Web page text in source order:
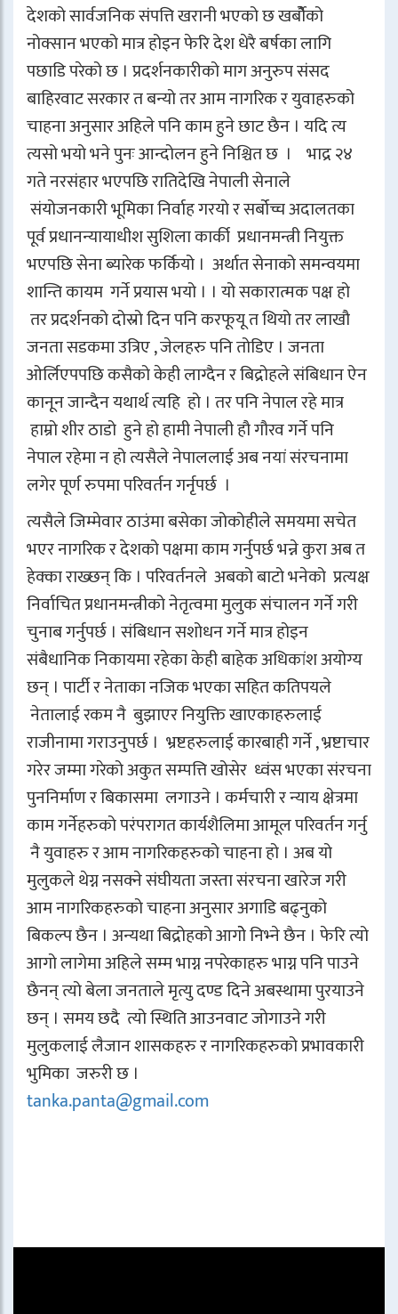
देशको सार्वजनिक संपत्ति खरानी भएको छ खर्बोैको
नोक्सान भएको मात्र होइन फेरि देश धेरै बर्षका लागि
पछाडि परेको छ । प्रदर्शनकारीको माग अनुरुप संसद
बाहिरवाट सरकार त बन्यो तर आम नागरिक र युवाहरुको
चाहना अनुसार अहिले पनि काम हुने छाट छैन । यदि त्य
त्यसो भयो भने पुनः आन्दोलन हुने निश्चित छ । भाद्र २४
गते नरसंहार भएपछि रातिदेखि नेपाली सेनाले
संयोजनकारी भूमिका निर्वाह गरयो र सर्बोच्च अदालतका
पूर्व प्रधानन्यायाधीश सुशिला कार्की प्रधानमन्त्री नियुक्त
भएपछि सेना ब्यारेक फर्कियो । अर्थात सेनाको समन्वयमा
शान्ति कायम गर्ने प्रयास भयो । । यो सकारात्मक पक्ष हो
तर प्रदर्शनको दोस्रो दिन पनि करफूयू त थियो तर लाखौ
जनता सडकमा उत्रिए , जेलहरु पनि तोडिए । जनता
ओर्लिएपपछि कसैको केही लाग्दैन र बिद्रोहले संबिधान ऐन
कानून जान्दैन यथार्थ त्यहि हो । तर पनि नेपाल रहे मात्र
हाम्रो शीर ठाडो हुने हो हामी नेपाली हौ गौरव गर्ने पनि
नेपाल रहेमा न हो त्यसैले नेपाललाई अब नयां संरचनामा
लगेर पूर्ण रुपमा परिवर्तन गर्नृपर्छ ।
त्यसैले जिम्मेवार ठाउंमा बसेका जोकोहीले समयमा सचेत
भएर नागरिक र देशको पक्षमा काम गर्नुपर्छ भन्ने कुरा अब त
हेक्का राख्छन् कि । परिवर्तनले अबको बाटो भनेको प्रत्यक्ष
निर्वाचित प्रधानमन्त्रीको नेतृत्वमा मुलुक संचालन गर्ने गरी
चुनाब गर्नुपर्छ । संबिधान सशोधन गर्ने मात्र होइन
संबैधानिक निकायमा रहेका केही बाहेक अधिकांश अयोग्य
छन् । पार्टी र नेताका नजिक भएका सहित कतिपयले
नेतालाई रकम नै बुझाएर नियुक्ति खाएकाहरुलाई
राजीनामा गराउनुपर्छ । भ्रष्टहरुलाई कारबाही गर्ने , भ्रष्टाचार
गरेर जम्मा गरेको अकुत सम्पत्ति खोसेर ध्वंस भएका संरचना
पुननिर्माण र बिकासमा लगाउने । कर्मचारी र न्याय क्षेत्रमा
काम गर्नेहरुको परंपरागत कार्यशैलिमा आमूल परिवर्तन गर्नु
नै युवाहरु र आम नागरिकहरुको चाहना हो । अब यो
मुलुकले थेग्न नसक्ने संघीयता जस्ता संरचना खारेज गरी
आम नागरिकहरुको चाहना अनुसार अगाडि बढ्नुको
बिकल्प छैन । अन्यथा बिद्रोहको आगोे निभ्ने छैन । फेरि त्यो
आगो लागेमा अहिले सम्म भाग्न नपरेकाहरु भाग्न पनि पाउने
छैनन् त्यो बेला जनताले मृत्यु दण्ड दिने अबस्थामा पुरयाउने
छन् । समय छदै त्यो स्थिति आउनवाट जोगाउने गरी
मुलुकलाई लैजान शासकहरु र नागरिकहरुको प्रभावकारी
भुमिका जरुरी छ ।
tanka.panta@gmail.com